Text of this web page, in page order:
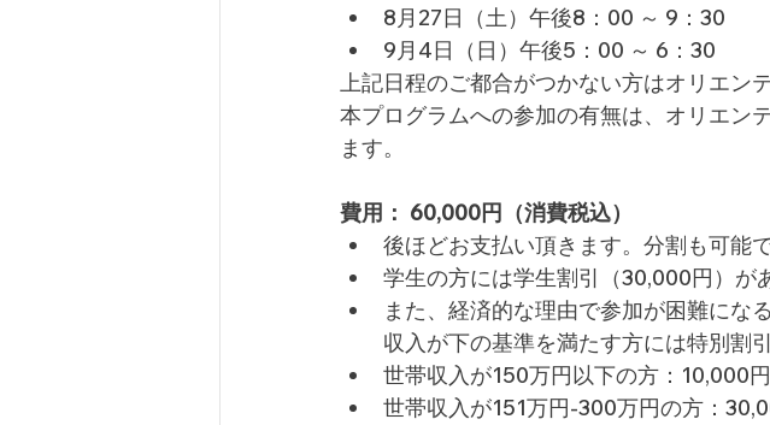
8月27日（土）午後8：00 ～ 9：30
9月4日（日）午後5：00 ～ 6：30
上記日程のご都合がつかない方はオリエン
本プログラムへの参加の有無は、オリエン
ます。
費用： 60,000円（消費税込）
後ほどお支払い頂きます。分割も可能で
学生の方には学生割引（30,000円）が
また、経済的な理由で参加が困難にな
収入が下の基準を満たす方には特別割
世帯収入が150万円以下の方：10,000円
世帯収入が151万円-300万円の方：